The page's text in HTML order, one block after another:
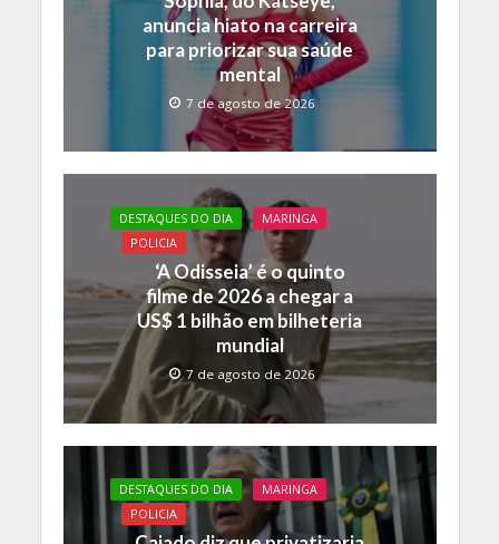
k p k
anuncia hiato na carreira
para priorizar sua saúde
mental
7 de agosto de 2026
DESTAQUES DO DIA
MARINGA
POLICIA
‘A Odisseia’ é o quinto
filme de 2026 a chegar a
US$ 1 bilhão em bilheteria
mundial
7 de agosto de 2026
DESTAQUES DO DIA
MARINGA
POLICIA